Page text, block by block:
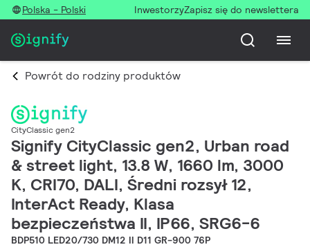
Polska - Polski InwestorzyZapisz się do newslettera
Powrót do rodziny produktów
CityClassic gen2
Signify CityClassic gen2, Urban road
& street light, 13.8 W, 1660 lm, 3000
K, CRI70, DALI, Średni rozsył 12,
InterAct Ready, Klasa
bezpieczeństwa II, IP66, SRG6-6
BDP510 LED20/730 DM12 II D11 GR-900 76P